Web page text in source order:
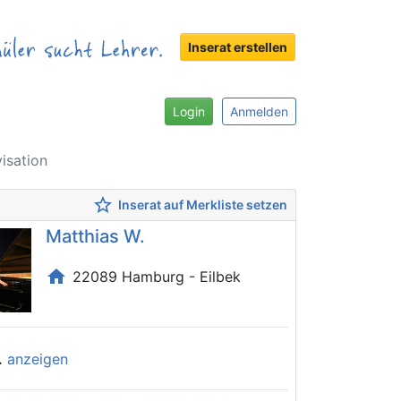
Inserat erstellen
Login Anmelden
star_border Inserat auf Merkliste setzen
Matthias W.
home 22089 Hamburg - Eilbek
anzeigen